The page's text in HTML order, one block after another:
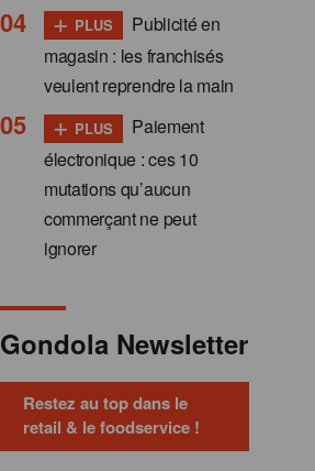
+ PLUS
Publicité en
magasin : les franchisés
veulent reprendre la main
+ PLUS
Paiement
électronique : ces 10
mutations qu’aucun
commerçant ne peut
ignorer
Gondola Newsletter
Restez au top dans le
retail & le foodservice !